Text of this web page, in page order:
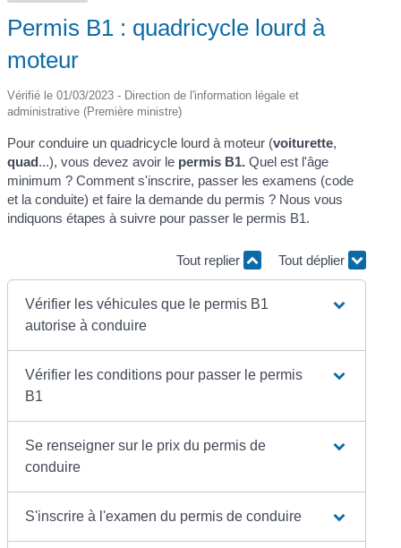
Permis B1 : quadricycle lourd à
moteur
Vérifié le 01/03/2023 - Direction de l'information légale et
administrative (Première ministre)
Pour conduire un quadricycle lourd à moteur (voiturette,
quad...), vous devez avoir le permis B1. Quel est l'âge
minimum ? Comment s'inscrire, passer les examens (code
et la conduite) et faire la demande du permis ? Nous vous
indiquons étapes à suivre pour passer le permis B1.
Tout replier Tout déplier
Vérifier les véhicules que le permis B1
autorise à conduire
Vérifier les conditions pour passer le permis
B1
Se renseigner sur le prix du permis de
conduire
S'inscrire à l'examen du permis de conduire